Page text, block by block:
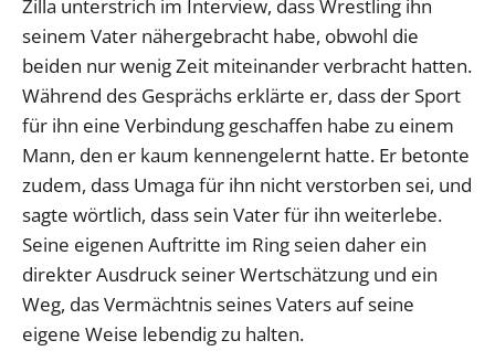
Zilla unterstrich im Interview, dass Wrestling ihn
seinem Vater nähergebracht habe, obwohl die
beiden nur wenig Zeit miteinander verbracht hatten.
Während des Gesprächs erklärte er, dass der Sport
für ihn eine Verbindung geschaffen habe zu einem
Mann, den er kaum kennengelernt hatte. Er betonte
zudem, dass Umaga für ihn nicht verstorben sei, und
sagte wörtlich, dass sein Vater für ihn weiterlebe.
Seine eigenen Auftritte im Ring seien daher ein
direkter Ausdruck seiner Wertschätzung und ein
Weg, das Vermächtnis seines Vaters auf seine
eigene Weise lebendig zu halten.